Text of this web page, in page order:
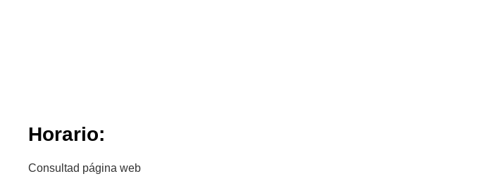
Horario:
Consultad página web